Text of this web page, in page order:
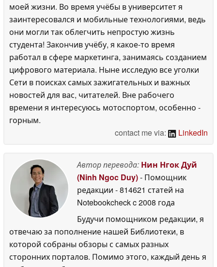
моей жизни. Во время учёбы в университет я
заинтересовался и мобильные технологиями, ведь
они могли так облегчить непростую жизнь
студента! Закончив учёбу, я какое-то время
работал в сфере маркетинга, занимаясь созданием
цифрового материала. Ныне исследую все уголки
Сети в поисках самых зажигательных и важных
новостей для вас, читателей. Вне рабочего
времени я интересуюсь мотоспортом, особенно -
горным.
contact me via:
LinkedIn
Автор перевода: Нин Нгок Дуй
(Ninh Ngoc Duy)- Помощник
редакции - 814621 статей на
Notebookcheckc 2008 года
Будучи помощником редакции, я
отвечаю за пополнение нашей Библиотеки, в
которой собраны обзоры с самых разных
сторонних порталов. Помимо этого, каждый день я